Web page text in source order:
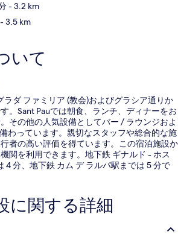
- 3.2 km
- 3.5 km
いて
ラダ ファミリア (教会)およびグラシア通りか
。Sant Pauでは朝食、ランチ、ディナーをお
その他の人気設備としてバー / ラウンジおよ
わっています。親切なスタッフや総合的な施
者の高い評価を得ています。この宿泊施設か
関を利用できます。地下鉄 ギナルド - ホス
4 分、地下鉄 カム デ ラルパ駅までは 5 分で
に関する詳細